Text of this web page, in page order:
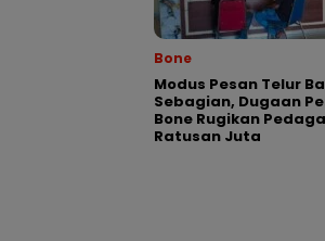
Bone
Modus Pesan Telur
Sebagian, Dugaan
Bone Rugikan
Ratusan Juta